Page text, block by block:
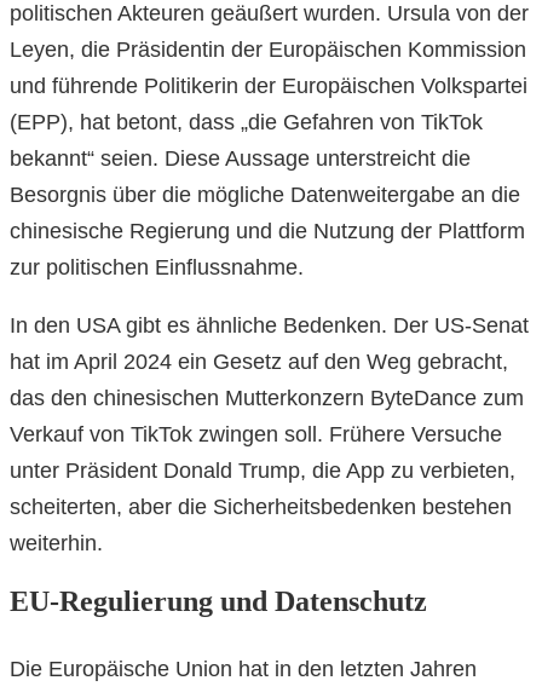
politischen Akteuren geäußert wurden. Ursula von der
Leyen, die Präsidentin der Europäischen Kommission
und führende Politikerin der Europäischen Volkspartei
(EPP), hat betont, dass „die Gefahren von TikTok
bekannt“ seien. Diese Aussage unterstreicht die
Besorgnis über die mögliche Datenweitergabe an die
chinesische Regierung und die Nutzung der Plattform
zur politischen Einflussnahme.
In den USA gibt es ähnliche Bedenken. Der US-Senat
hat im April 2024 ein Gesetz auf den Weg gebracht,
das den chinesischen Mutterkonzern ByteDance zum
Verkauf von TikTok zwingen soll. Frühere Versuche
unter Präsident Donald Trump, die App zu verbieten,
scheiterten, aber die Sicherheitsbedenken bestehen
weiterhin.
EU-Regulierung und Datenschutz
Die Europäische Union hat in den letzten Jahren